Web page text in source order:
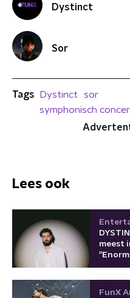
Dystinct
Sor
Tags Dystinct
sor
symphonisch
Lees ook
meest
FunX